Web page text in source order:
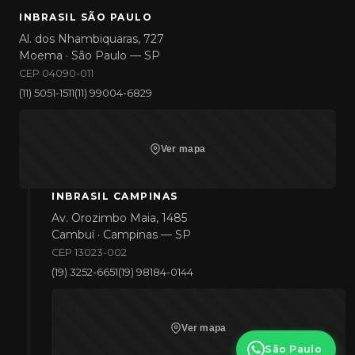
INBRASIL SÃO PAULO
Al. dos Nhambiquaras, 727
Moema · São Paulo — SP
CEP 04090-011
(11) 5051-1511(11) 99004-6829
Ver mapa
INBRASIL CAMPINAS
Av. Orozimbo Maia, 1485
Cambuí · Campinas — SP
CEP 13023-002
(19) 3252-6651(19) 98184-0144
Ver mapa
São Paulo